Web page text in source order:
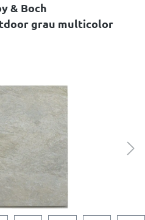
& Boch
grau multicolor